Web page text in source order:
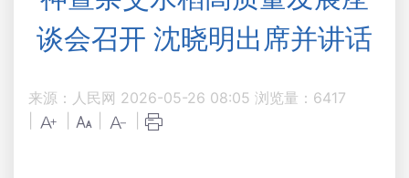
谈会召开 沈晓明出席并讲话
来源：人民网 2026-05-26 08:05 浏览量： 6417